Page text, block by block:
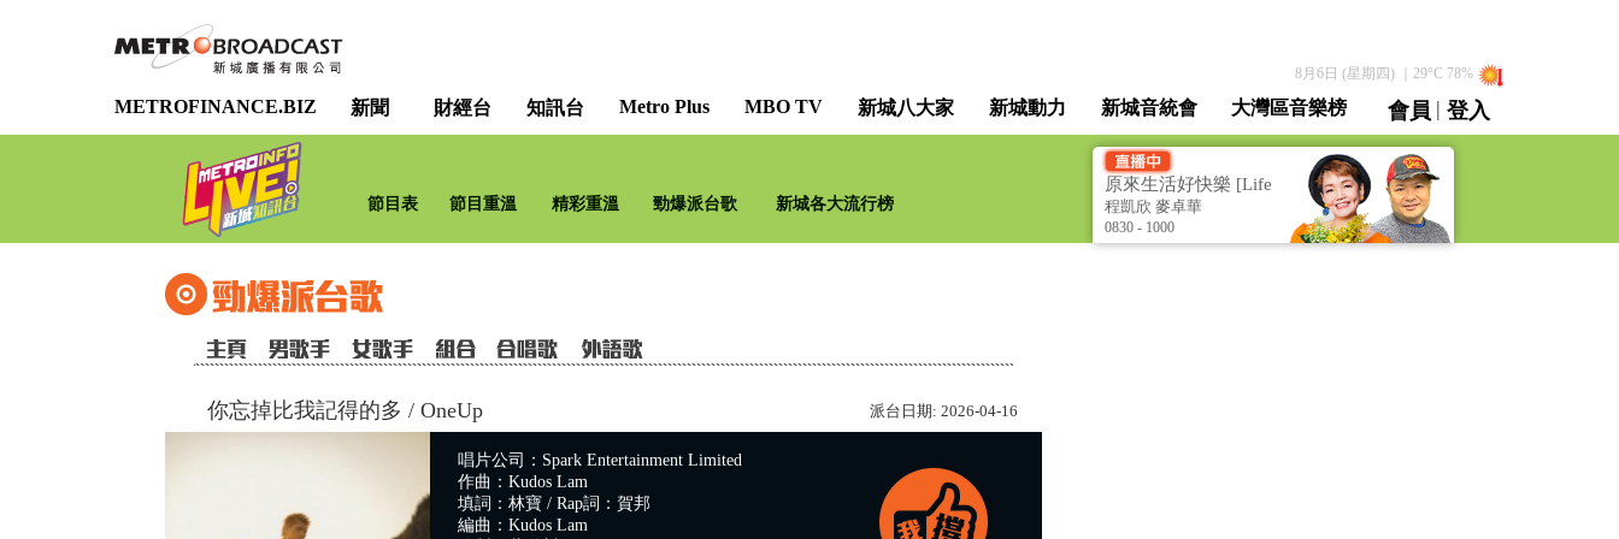
8月6日 (星期四)｜ 29°C 78%
METROFINANCE.BIZ 新聞 財經台 知訊台 Metro Plus MBO TV 新城八大家 新城動力 新城音統會 大灣區音樂榜 會員 | 登入
直播 / 重溫
節目表 節目重溫 精彩重溫 勁爆派台歌 新城各大流行榜
原來生活好快樂 [Life
is so Happy]
程凱欣 麥卓華
0830 - 1000
你忘掉比我記得的多 / OneUp 派台日期: 2026-04-16
唱片公司：Spark Entertainment Limited
作曲：Kudos Lam
填詞：林寶 / Rap詞：賀邦
編曲：Kudos Lam